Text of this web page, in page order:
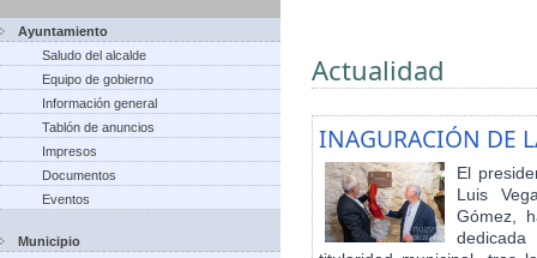
Ayuntamiento
Saludo del alcalde
Equipo de gobierno
Información general
Tablón de anuncios
Impresos
Documentos
Eventos
Municipio
Actualidad
INAGURACIÓN DE
El
Luis
Gómez,